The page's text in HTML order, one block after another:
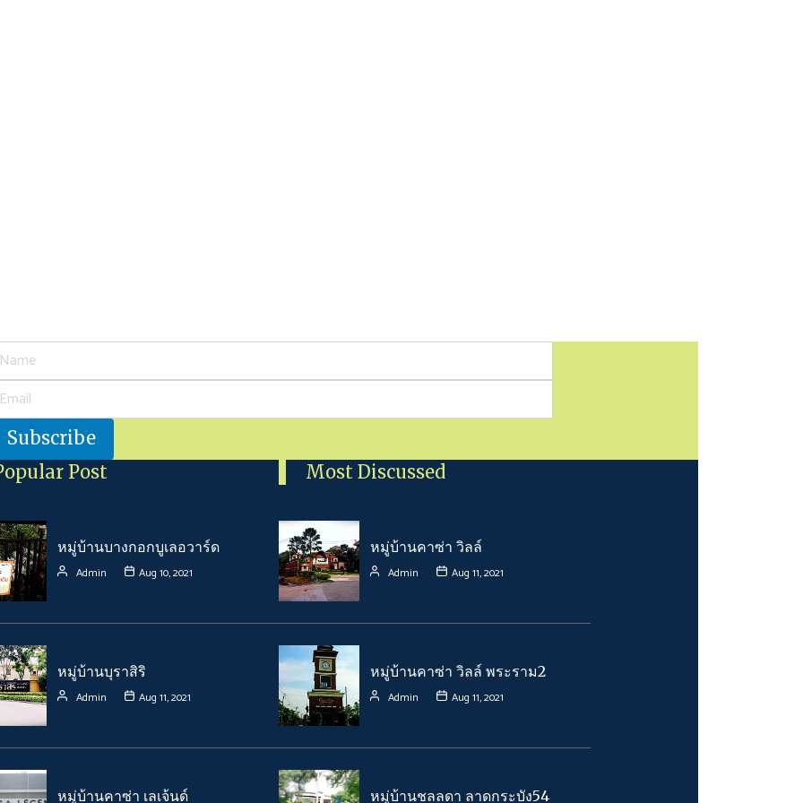
Post
หมู่บ้านบางกอกบูเลอวาร์ด
Admin Aug 10, 2021
หมู่บ้านบุราสิริ
Admin Aug 11, 2021
หมู่บ้านคาซ่า เลเจ้นด์
Most Discussed
หมู่บ้านคาซ่า วิลล์
Admin Aug 11, 2021
หมู่บ้านคาซ่า วิลล์ พระราม2
Admin Aug 11, 2021
หมู่บ้านชลลดา ลาดกระบัง54